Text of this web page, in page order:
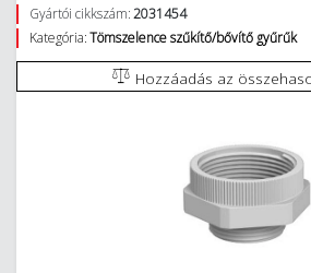
Gyártói cikkszám:2031454
Kategória:Tömszelence szűkítő/bővítő gyűrűk
Hozzáadás az